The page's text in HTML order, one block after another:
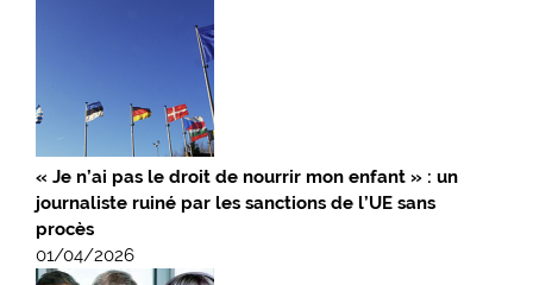
« Je n’ai pas le droit de nourrir mon enfant » : un
journaliste ruiné par les sanctions de l’UE sans
procès
01/04/2026